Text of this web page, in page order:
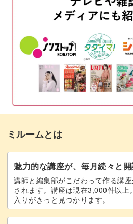
ラッピング① 印刷する紙
ラッピング①ラベルをカットす
ラッピング①袋にラッピングを
ラッピング①似たデザインの紹
ラッピング②サイズの決め方
ラッピング②ラベル制作
ラッピング②カットしてラッピ
ラッピング②箱のラッピングの
ラッピング②似たデザインの紹
ミルームとは
魅力的な講座が、毎月続々と
講師と編集部がこだわって作る講
されます。講座は現在3,000件以上
入りがきっと見つかります。